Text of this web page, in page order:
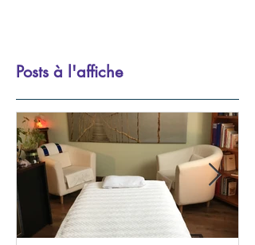
Posts à l'affiche